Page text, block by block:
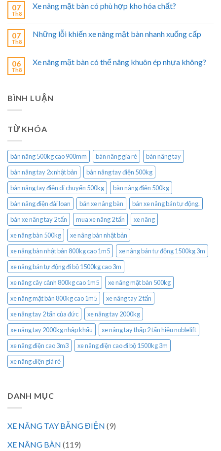
07
Th8
Xe nâng mặt bàn có phù hợp kho hóa chất?
07
Th8
Những lỗi khiến xe nâng mặt bàn nhanh xuống cấp
06
Th8
Xe nâng mặt bàn có thể nâng khuôn ép nhựa không?
BÌNH LUẬN
TỪ KHÓA
bàn nâng 500kg cao 900mm bàn nâng gía rẻ
bàn nâng tay
bàn nâng tay 2x nhật bản
bàn nâng tay điện 500kg
bàn nâng tay điện di chuyển 500kg
bàn nâng điện 500kg
bàn nâng điện đài loan
bán xe nâng bàn
bán xe nâng bán tự động.
bán xe nâng tay 2 tấn
mua xe nâng 2 tấn
xe nâng
xe nâng bàn 500kg
xe nâng bàn nhật bản
xe nâng bàn nhật bản 800kg cao 1m5
xe nâng bán tự động 1500kg 3m
xe nâng bán tự động đi bộ 1500kg cao 3m
xe nâng cây cảnh 800kg cao 1m5
xe nâng mặt bàn 500kg
xe nâng mặt bàn 800kg cao 1m5
xe nâng tay 2 tấn
xe nâng tay 2 tấn của đức
xe nâng tay 2000kg
xe nâng tay 2000kg nhập khẩu
xe nâng tay thấp 2 tấn hiệu noblelift
xe nâng điện cao 3m3
xe nâng điện cao đi bộ 1500kg 3m
xe nâng điện giá rẻ
DANH MỤC
XE NÂNG TAY BẰNG ĐIỆN (9)
XE NÂNG BÀN (119)